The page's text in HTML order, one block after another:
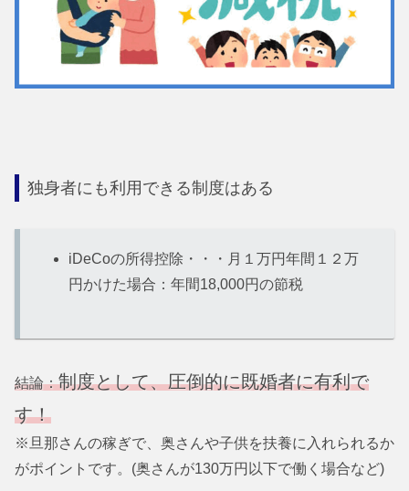
独身者にも利用できる制度はある
iDeCoの所得控除・・・月１万円年間１２万
円かけた場合：年間18,000円の節税
結論：制度として、圧倒的に既婚者に有利で
す！
※旦那さんの稼ぎで、奥さんや子供を扶養に入れられるか
がポイントです。(奥さんが130万円以下で働く場合など)